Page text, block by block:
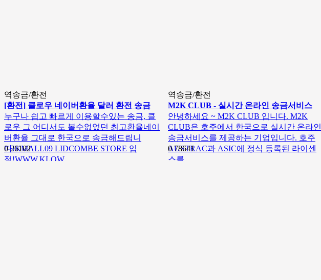
역송금/환전
[환전] 클로우 네이버환율 달러 환전 송금
누구나 쉽고 빠르게 이용할수있는 송금, 클
로우 그 어디서도 볼수없었던 최고환율네이
버환율 그대로 한국으로 송금해드립니
다!KMALL09 LIDCOMBE STORE 입
점!WWW.KLOW…
026102
역송금/환전
M2K CLUB - 실시간 온라인 송금서비스
안녕하세요 ~ M2K CLUB 입니다. M2K
CLUB은 호주에서 한국으로 실시간 온라인
송금서비스를 제공하는 기업입니다. 호주
AUSTRAC과 ASIC에 정식 등록된 라이센
스를 …
078641